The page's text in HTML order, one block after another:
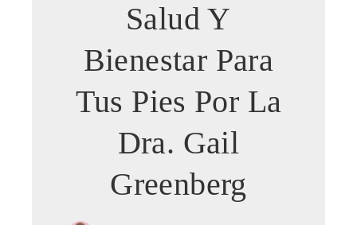
Salud Y
Bienestar Para
Tus Pies Por La
Dra. Gail
Greenberg